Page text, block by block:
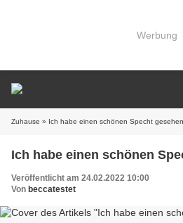
Werbung
Zuhause » Ich habe einen schönen Specht gesehen
Ich habe einen schönen
Veröffentlicht am 24.02.2022 10:00
Von beccatestet